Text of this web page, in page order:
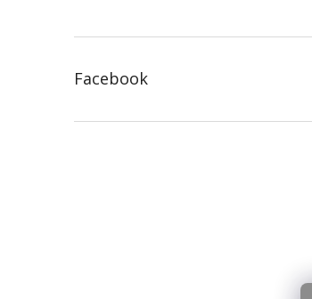
Facebook